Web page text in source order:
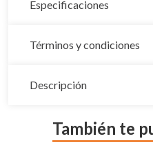
Especificaciones
Términos y condiciones
Descripción
También te